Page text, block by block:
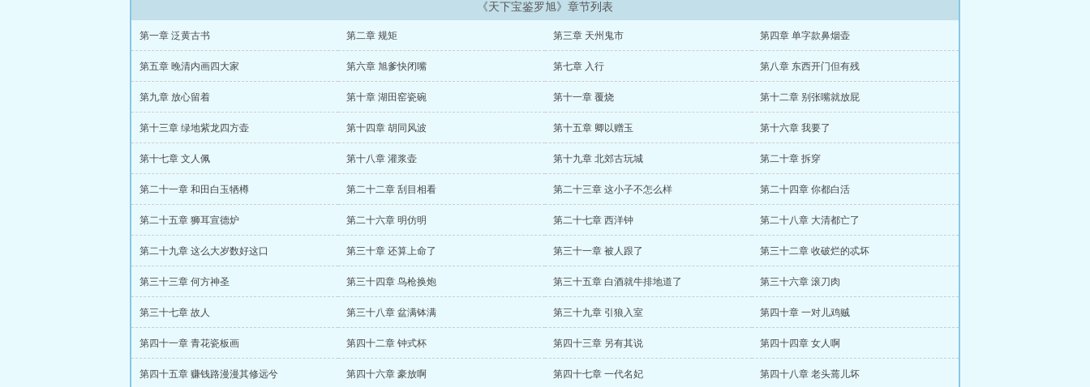
《天下宝鉴罗旭》章节列表
第一章 泛黄古书 第二章 规矩 第三章 天州鬼市 第四章 单字款鼻烟壶
第五章 晚清内画四大家 第六章 旭爹快闭嘴 第七章 入行 第八章 东西开门但有残
第九章 放心留着 第十章 湖田窑瓷碗 第十一章 覆烧 第十二章 别张嘴就放屁
第十三章 绿地紫龙四方壶 第十四章 胡同风波 第十五章 卿以赠玉 第十六章 我要了
第十七章 文人佩 第十八章 灌浆壶 第十九章 北郊古玩城 第二十章 拆穿
第二十一章 和田白玉牺樽 第二十二章 刮目相看 第二十三章 这小子不怎么样 第二十四章 你都白活
第二十五章 狮耳宣德炉 第二十六章 明仿明 第二十七章 西洋钟 第二十八章 大清都亡了
第二十九章 这么大岁数好这口 第三十章 还算上命了 第三十一章 被人跟了 第三十二章 收破烂的忒坏
第三十三章 何方神圣 第三十四章 鸟枪换炮 第三十五章 白酒就牛排地道了 第三十六章 滚刀肉
第三十七章 故人 第三十八章 盆满钵满 第三十九章 引狼入室 第四十章 一对儿鸡贼
第四十一章 青花瓷板画 第四十二章 钟式杯 第四十三章 另有其说 第四十四章 女人啊
第四十五章 赚钱路漫漫其修远兮 第四十六章 豪放啊 第四十七章 一代名妃 第四十八章 老头蔫儿坏